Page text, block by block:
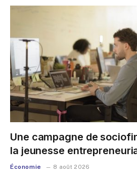
Une campagne de
la jeunesse
Économie 8 août 2026